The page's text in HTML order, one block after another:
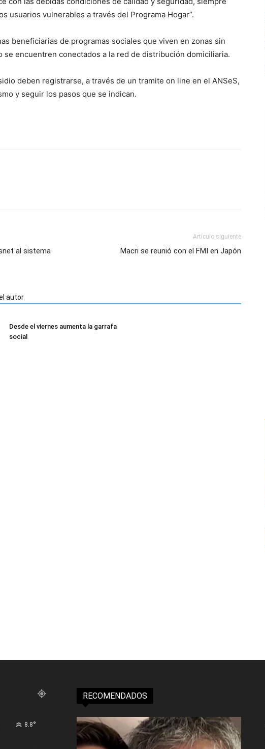
usuarios vulnerables a través del Programa Hogar”.
beneficiarias de programas sociales que viven en zonas sin
se encuentren conectados a la red de distribución domiciliaria.
deben registrarse, a través de un tramite on line en el ANSeS,
y seguir los pasos que se indican.
al sistema
Artículo siguiente
Macri se reunió con el FMI en Japón
autor
Desde el viernes aumenta la garrafa
social
8.8°
RECOMENDADOS